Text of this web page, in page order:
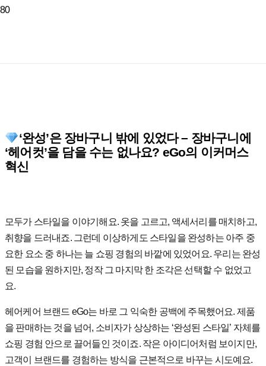
‘완성’은 장바구니 밖에 있었다 – 장바구니에
‘헤어컷’을 담을 수는 없나요? eGo의 이커머스
혁신
모두가 스타일을 이야기해요. 옷을 고르고, 액세서리를 매치하고,
취향을 드러내죠. 그런데 이상하게도 스타일을 완성하는 아주 중
요한 요소 중 하나는 늘 쇼핑 경험의 바깥에 있었어요. 우리는 완성
된 모습을 원하지만, 정작 그 마지막 한 조각은 선택할 수 없었고
요.
헤어케어 브랜드 eGo는 바로 그 익숙한 공백에 주목했어요. 제품
을 판매하는 것을 넘어, 소비자가 상상하는 ‘완성된 스타일’ 자체를
쇼핑 경험 안으로 끌어들인 것이죠. 작은 아이디어처럼 보이지만,
고객이 브랜드를 경험하는 방식을 근본적으로 바꾸는 시도예요.